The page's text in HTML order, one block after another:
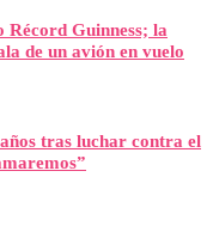
Récord Guinness; la
de un avión en vuelo
tras luchar contra el